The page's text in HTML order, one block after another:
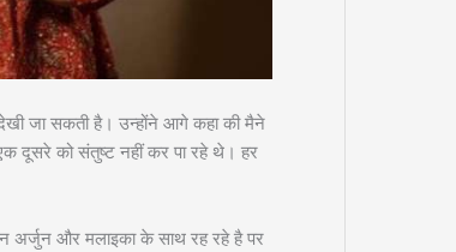
जा सकती है। उन्होंने आगे कहा की मैने
दूसरे को संतुष्ट नहीं कर पा रहे थे। हर
अर्जुन और मलाइका के साथ रह रहे है पर